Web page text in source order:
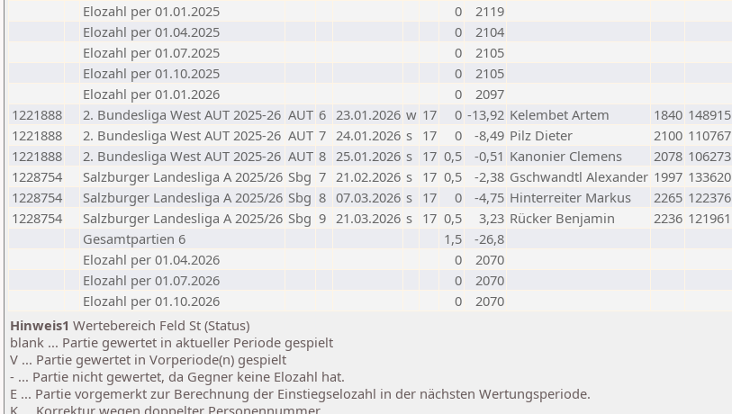
Elozahl per 01.01.2025
0
2119
Elozahl per 01.04.2025
0
2104
Elozahl per 01.07.2025
0
2105
Elozahl per 01.10.2025
0
2105
Elozahl per 01.01.2026
0
2097
1221888
2. Bundesliga West AUT 2025-26 AUT 6 23.01.2026 w 17 0 -13,92 Kelembet Artem 1840 148915
1221888
2. Bundesliga West AUT 2025-26 AUT 7 24.01.2026 s 17 0 -8,49 Pilz Dieter 2100 110767
1221888
2. Bundesliga West AUT 2025-26 AUT 8 25.01.2026 s 17 0,5 -0,51 Kanonier Clemens 2078 106273
1228754
Salzburger Landesliga A 2025/26 Sbg 7 21.02.2026 s 17 0,5 -2,38 Gschwandtl Alexander 1997 133620
1228754
Salzburger Landesliga A 2025/26 Sbg 8 07.03.2026 s 17 0 -4,75 Hinterreiter Markus 2265 122376
1228754
Salzburger Landesliga A 2025/26 Sbg 9 21.03.2026 s 17 0,5 3,23 Rücker Benjamin 2236 121961
Gesamtpartien 6
1,5
-26,8
Elozahl per 01.04.2026
0
2070
Elozahl per 01.07.2026
0
2070
Elozahl per 01.10.2026
0
2070
Hinweis1 Wertebereich Feld St (Status)
blank ... Partie gewertet in aktueller Periode gespielt
V ... Partie gewertet in Vorperiode(n) gespielt
- ... Partie nicht gewertet, da Gegner keine Elozahl hat.
E ... Partie vorgemerkt zur Berechnung der Einstiegselozahl in der nächsten Wertungsperiode.
K ... Korrektur wegen doppelter Personennummer.